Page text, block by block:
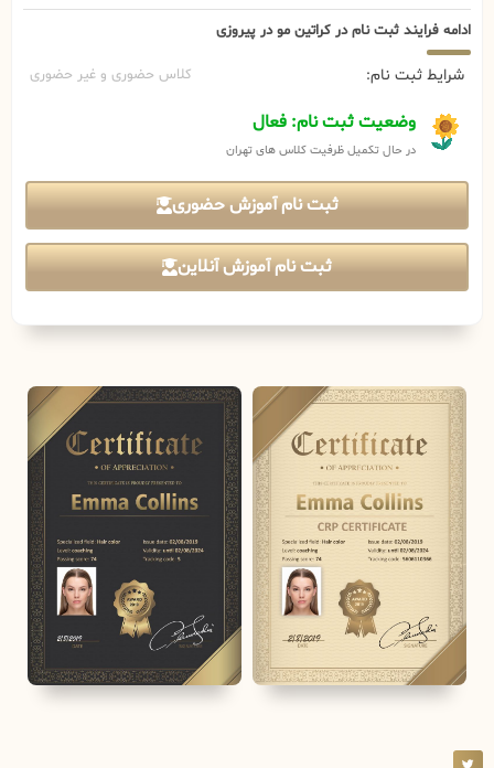
ادامه فرایند ثبت نام در کراتین مو در پیروزی
شرایط ثبت نام: کلاس حضوری و غیر حضوری
وضعیت ثبت نام: فعال
در حال تکمیل ظرفیت کلاس های تهران
ثبت نام آموزش حضوری
ثبت نام آموزش آنلاین